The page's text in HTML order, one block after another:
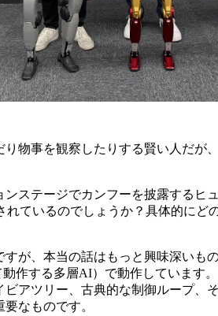
物事を観察したりする賢い人だ
ンステージでカンフーを披露する
ているのでしょうか？具体的に
が、本当の話はもっと興味深い
作する多層AI）で動作していま
アツリー、古典的な制御ループ、
なものです。